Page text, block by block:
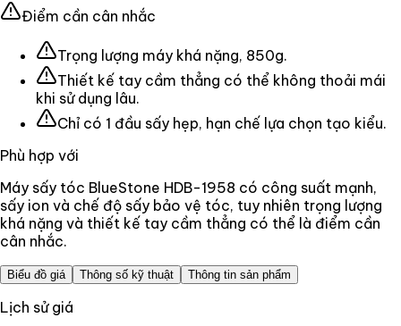
Điểm cần cân nhắc
Trọng lượng máy khá nặng, 850g.
Thiết kế tay cầm thẳng có thể không thoải mái
khi sử dụng lâu.
Chỉ có 1 đầu sấy hẹp, hạn chế lựa chọn tạo kiểu.
Phù hợp với
Máy sấy tóc BlueStone HDB-1958 có công suất mạnh,
sấy ion và chế độ sấy bảo vệ tóc, tuy nhiên trọng lượng
khá nặng và thiết kế tay cầm thẳng có thể là điểm cần
cân nhắc.
Biểu đồ giá Thông số kỹ thuật Thông tin sản phẩm
Lịch sử giá